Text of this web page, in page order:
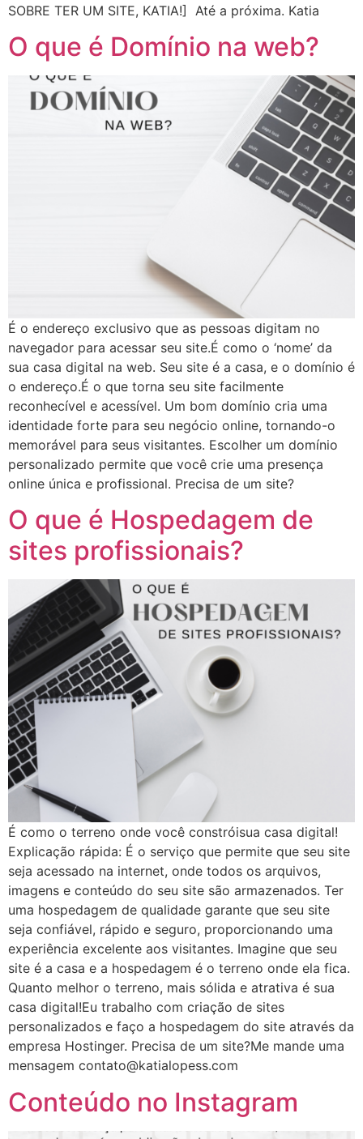
SOBRE TER UM SITE, KATIA!]​ ​ Até a próxima. Katia
O que é Domínio na web?
É o endereço exclusivo que as pessoas digitam no
navegador para acessar seu site.É como o ‘nome’ da
sua casa digital na web. Seu site é a casa, e o domínio é
o endereço.É o que torna seu site facilmente
reconhecível e acessível. Um bom domínio cria uma
identidade forte para seu negócio online, tornando-o
memorável para seus visitantes. Escolher um domínio
personalizado permite que você crie uma presença
online única e profissional. Precisa de um site?
O que é Hospedagem de
sites profissionais?
É como o terreno onde você constróisua casa digital!
Explicação rápida: É o serviço que permite que seu site
seja acessado na internet, onde todos os arquivos,
imagens e conteúdo do seu site são armazenados. Ter
uma hospedagem de qualidade garante que seu site
seja confiável, rápido e seguro, proporcionando uma
experiência excelente aos visitantes. Imagine que seu
site é a casa e a hospedagem é o terreno onde ela fica.
Quanto melhor o terreno, mais sólida e atrativa é sua
casa digital!Eu trabalho com criação de sites
personalizados e faço a hospedagem do site através da
empresa Hostinger. Precisa de um site?Me mande uma
mensagem contato@katialopess.com
Conteúdo no Instagram